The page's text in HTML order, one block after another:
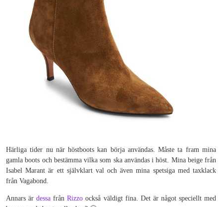
Härliga tider nu när höstboots kan börja användas. Måste ta fram mina
gamla boots och bestämma vilka som ska användas i höst. Mina beige från
Isabel Marant är ett självklart val och även mina spetsiga med taxklack
från Vagabond.
Annars ärdessa frånRizzo också väldigt fina. Det är något speciellt med